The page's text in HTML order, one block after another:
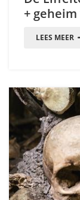
+
LEES MEER